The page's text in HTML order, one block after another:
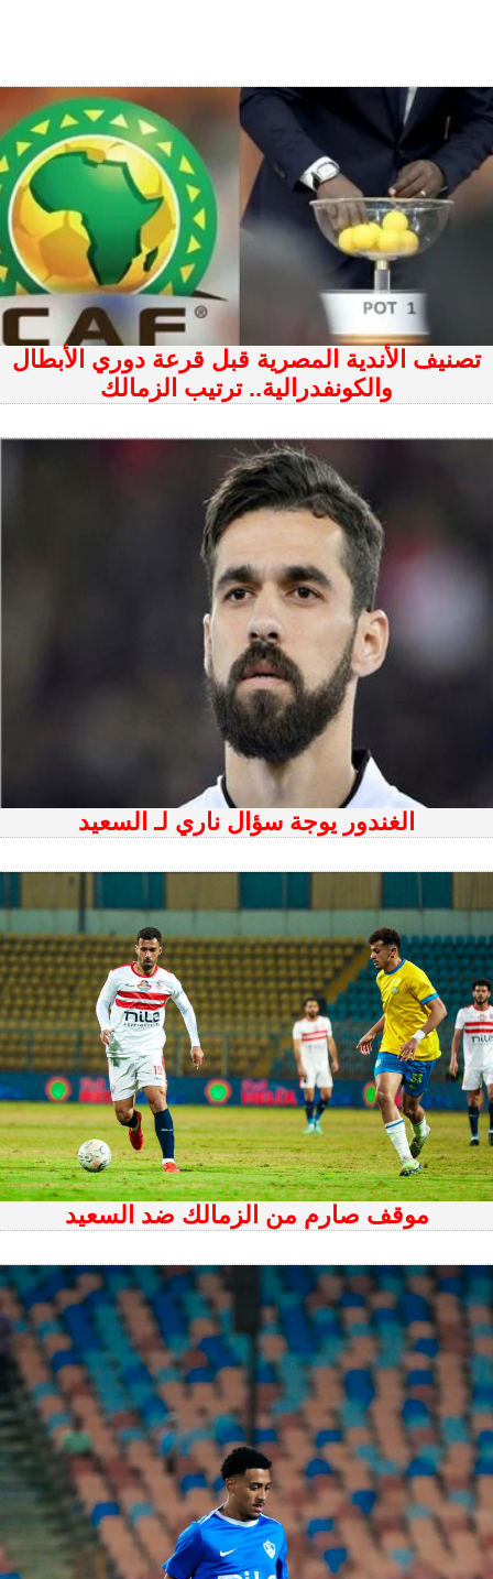
تصنيف الأندية المصرية قبل قرعة دوري الأبطال
والكونفدرالية.. ترتيب الزمالك
الغندور يوجة سؤال ناري لـ السعيد
موقف صارم من الزمالك ضد السعيد